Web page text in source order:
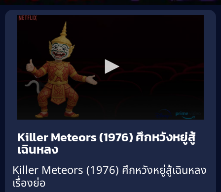
Killer Meteors (1976) ศึกหวังหยู่สู้
เฉินหลง
Killer Meteors (1976) ศึกหวังหยู่สู้เฉินหลง
เรื่องย่อ